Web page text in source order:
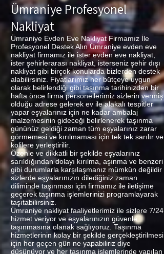
Ümraniye Profesyonel
Nakliyat
Ümraniye Evden Eve Nakliyat Firmamız İle
Profesyonel Destek Alın Ümraniye evden eve
nakliyat firmamız ile ister evden eve nakliyat,
ister şehirlerarası nakliyat, isterseniz şehir dışı
nakliyat gibi birçok konularda bizlerden destek
alabilirsiniz. Fiyatlarımız her bütçeye uygun
olarak belirlendiği gibi taşınma tarihinizden bir
hafta önce firma personellerimiz sizlerin vermiş
olduğu adrese gelerek ev ile alakalı tespitler
yapar eşyalarınız için ne kadar ambalaj
malzemesinin gideceği belirlenerek taşınma
gününüz geldiği zaman tüm eşyalarınız zarar
görmemesi ve kırılmaması için tek tek sarılır ve
kolilere yerleştirilir.
Özenle ve dikkatli bir şekilde eşyalarınız
sarıldığından dolayı kırılma, aşınma ve benzeri
gibi durumlarla karşılaşmanız mümkün değildir
sizlerde eşyalarınızın dilediğiniz zaman
diliminde taşınması için firmamız ile iletişime
geçerek taşınma işlemlerinizi programlayarak
taşıtabilirsiniz.
Ümraniye nakliyat faaliyetlerimiz ile sizlere 7/24
hizmet veriyor ve eşyalarınızın güvenle
taşınmasına olanak sağlıyoruz. Taşınma
hizmetlerinin kolay bir şekilde gerçekleştirilmesi
için her geçen gün ne yapabiliriz diye
düşünüyor ve her taşınma işlemlerinde yapılan